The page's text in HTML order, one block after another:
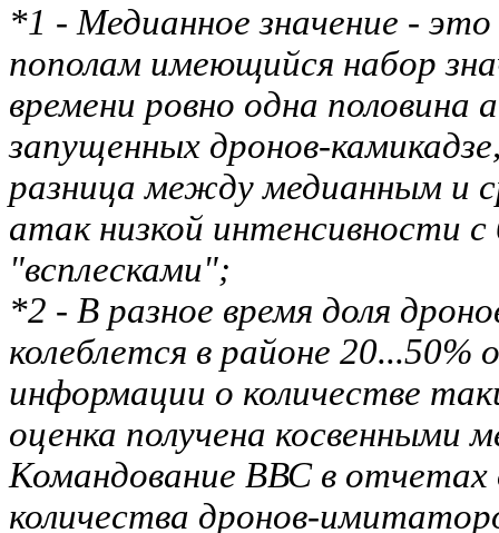
*1 - Медианное значение -
пополам имеющийся набор
времени ровно одна
запущенных дронов-
разница между медианным и
атак низкой интенсивности
"всплесками";
*2 - В разное время доля
колеблется в районе
информации о количестве
оценка получена
Командование ВВС в
количества дронов-